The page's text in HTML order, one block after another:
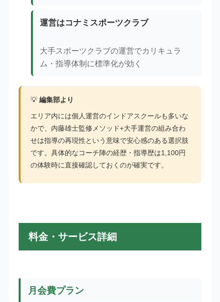
運営はコナミスポーツクラブ
大手スポーツクラブの運営でカリキュラ
ム・指導体制に標準化が効く
💡 編集部より
エリア内には個人運営のインドアスクールも多いな
かで、内藤雄士監修メソッド+大手運営の組み合わ
せは指導の再現性という意味で安心感のある選択肢
です。具体的なコーチ陣の経歴・指導歴は1,100円
の体験時に直接確認しておくのが確実です。
料金・サービス詳細
月会費プラン